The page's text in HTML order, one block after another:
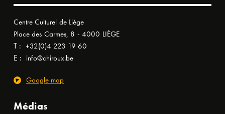
Centre Culturel de Liège
Place des Carmes, 8 - 4000 LIÈGE
T : +32(0)4 223 19 60
E : info@chiroux.be
Google map
Médias